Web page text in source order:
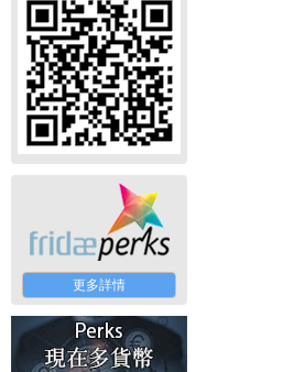
更多詳情